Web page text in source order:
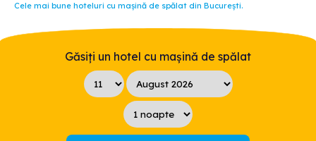
Cele mai bune hoteluri cu maşină de spălat din București.
Găsiți un hotel cu maşină de spălat